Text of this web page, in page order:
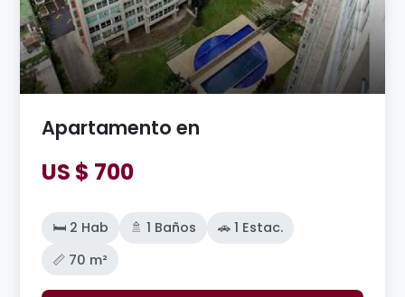
Apartamento en
US $ 700
🛏️ 2 Hab 🚿 1 Baños
🚗 1 Estac.
📏 70 m²